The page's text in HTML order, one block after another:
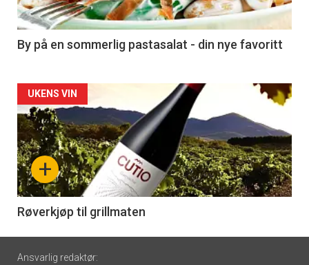
-
5
By på en sommerlig pastasalat - din nye favoritt
Forsiden
akkurat
nå
-
6
+
UKENS VIN
Røverkjøp til grillmaten
Footer
Ansvarlig redaktør: